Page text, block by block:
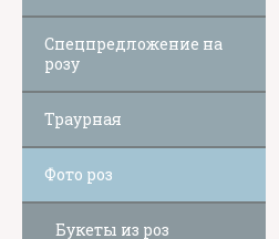
Спецпредложение на
розу
Траурная
Фото роз
Букеты из роз